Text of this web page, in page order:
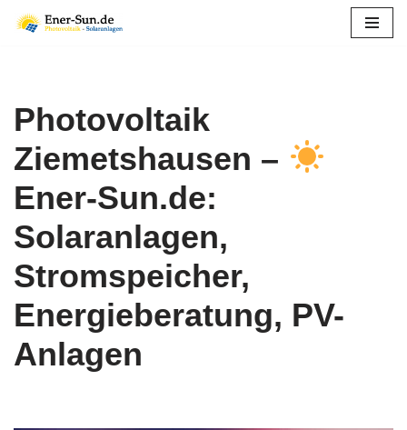
Photovoltaik
Ziemetshausen –
Ener-Sun.de:
Solaranlagen,
Stromspeicher,
Energieberatung, PV-
Anlagen